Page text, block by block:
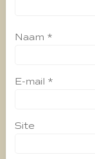
Naam *
E-mail *
Site